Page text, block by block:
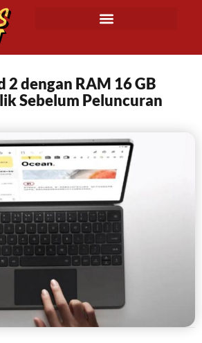
2 dengan RAM 16 GB
Sebelum Peluncuran